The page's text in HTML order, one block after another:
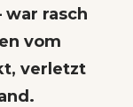
war rasch
vom
verletzt